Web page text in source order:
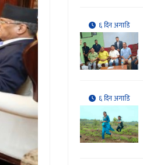
६ दिन अगाडि
६ दिन अगाडि